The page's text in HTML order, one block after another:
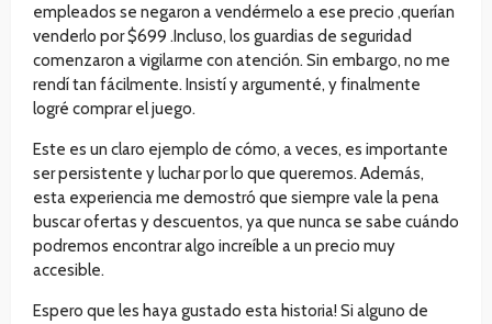
empleados se negaron a vendérmelo a ese precio ,querían
venderlo por $699 .Incluso, los guardias de seguridad
comenzaron a vigilarme con atención. Sin embargo, no me
rendí tan fácilmente. Insistí y argumenté, y finalmente
logré comprar el juego.
Este es un claro ejemplo de cómo, a veces, es importante
ser persistente y luchar por lo que queremos. Además,
esta experiencia me demostró que siempre vale la pena
buscar ofertas y descuentos, ya que nunca se sabe cuándo
podremos encontrar algo increíble a un precio muy
accesible.
Espero que les haya gustado esta historia! Si alguno de